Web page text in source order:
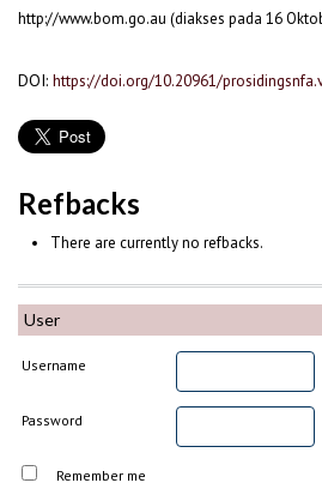
User
Username
Password
Remember me
http://www.bom.go.au (diakses pada 16
DOI: https://doi.org/10.20961/
Refbacks
There are currently no refbacks.